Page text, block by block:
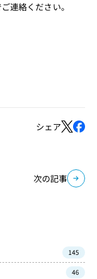
連絡ください。
シェア
次の記事
145
46